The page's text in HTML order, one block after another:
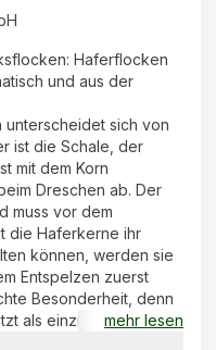
Haferflocken
und aus der
sich von
ist die Schale, der
mit dem Korn
Dreschen ab. Der
muss vor dem
die Haferkerne ihr
können, werden sie
Entspelzen zuerst
Besonderheit, denn
als einzige Bio-mehr lesen